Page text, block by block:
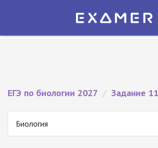
Экзамер — ЕГЭ 2027
ЕГЭ по биологии 2027 / Задание 11
Биология